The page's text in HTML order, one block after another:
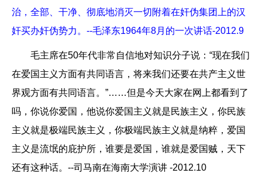
治，全部、干净、彻底地消灭一切附着在奸伪集团上的汉
奸买办奸伪势力。--毛泽东1964年8月的一次讲话-2012.9
毛主席在50年代非常自信地对知识分子说：“现在我们
在爱国主义方面有共同语言，将来我们还要在共产主义世
界观方面有共同语言。”……但是今天大家在网上都看到了
吗，你说你爱国，他说你爱国主义就是民族主义，你民族
主义就是极端民族主义，你极端民族主义就是纳粹，爱国
主义是流氓的庇护所，谁要是爱国，谁就是爱国贼，天下
还有这种话。--司马南在海南大学演讲 -2012.10